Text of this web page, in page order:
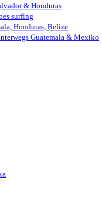
& Honduras
surfing
Honduras, Belize
Guatemala & Mexiko